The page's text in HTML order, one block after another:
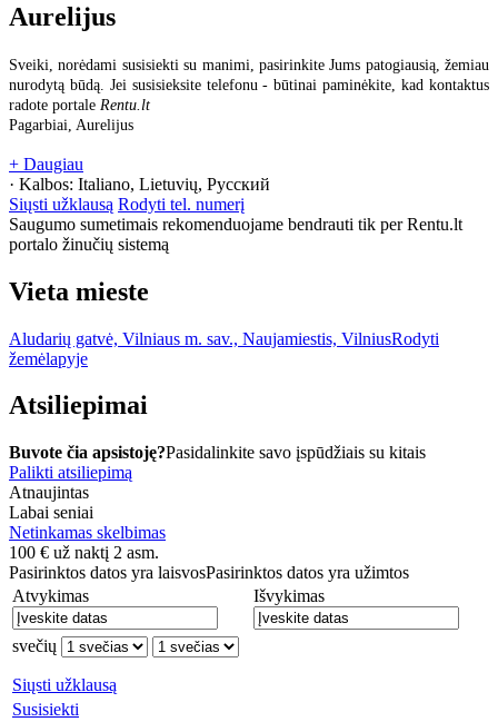
Aurelijus
Sveiki, norėdami susisiekti su manimi, pasirinkite Jums patogiausią, žemiau
nurodytą būdą. Jei susisieksite telefonu - būtinai paminėkite, kad kontaktus
radote portale Rentu.lt
Pagarbiai, Aurelijus
+ Daugiau
· Kalbos: Italiano, Lietuvių, Русский
Siųsti užklausą Rodyti tel. numerį
Saugumo sumetimais rekomenduojame bendrauti tik per Rentu.lt
portalo žinučių sistemą
Vieta mieste
Aludarių gatvė, Vilniaus m. sav., Naujamiestis, VilniusRodyti
žemėlapyje
Atsiliepimai
Buvote čia apsistoję?Pasidalinkite savo įspūdžiais su kitais
Palikti atsiliepimą
Atnaujintas
Labai seniai
Netinkamas skelbimas
100 € už naktį 2 asm.
Pasirinktos datos yra laisvosPasirinktos datos yra užimtos
Atvykimas
Išvykimas
svečių
Siųsti užklausą
Susisiekti